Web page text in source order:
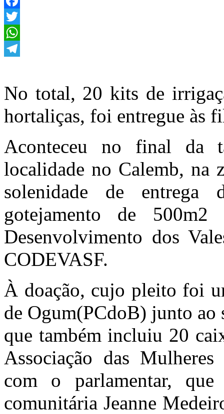
Facebook
Twitter
WhatsApp
No total, 20 kits de
hortaliças, foi entregue às
Aconteceu no final da
localidade no Calemb, na
solenidade de
gotejamento de
Desenvolvimento dos
CODEVASF.
À doação, cujo pleito foi
de Ogum(PCdoB) junto ao
que também incluiu 20
Associação das
com o parlamentar, que
comunitária Jeanne